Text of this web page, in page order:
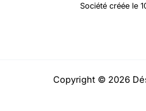
Société créée le
Copyright © 2026